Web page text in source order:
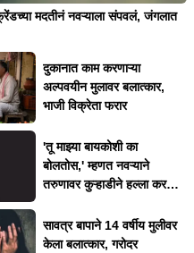
मदतीनं नवऱ्याला संपवलं, जंगलात
दुकानात काम करणाऱ्या
अल्पवयीन मुलावर बलात्कार,
भाजी विक्रेता फरार
'तू माझ्या बायकोशी का
बोलतोस,' म्हणत नवऱ्याने
तरुणावर कुऱ्हाडीने हल्ला करत
सावत्र बापाने 14 वर्षीय मुलीवर
केला बलात्कार, गरोदर